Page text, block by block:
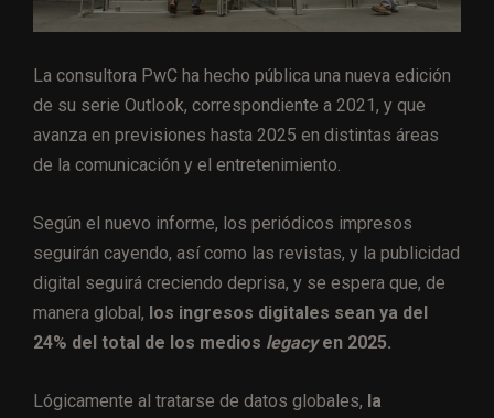
La consultora PwC ha hecho pública una nueva edición
de su serie Outlook, correspondiente a 2021, y que
avanza en previsiones hasta 2025 en distintas áreas
de la comunicación y el entretenimiento.
Según el nuevo informe, los periódicos impresos
seguirán cayendo, así como las revistas, y la publicidad
digital seguirá creciendo deprisa, y se espera que, de
manera global, los ingresos digitales sean ya del
24% del total de los medios legacyen 2025.
Lógicamente al tratarse de datos globales, la